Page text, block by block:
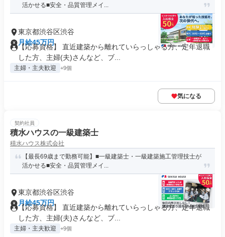
活かせる■安全・品質管理メイ...
東京都渋谷区渋谷
月給45万円
【応募資格】 直近建築から離れていらっしゃる方、定年退職
した方、主婦(夫)さんなど、ブ...
主婦・主夫歓迎 +9個
気になる
契約社員
積水ハウスの一級建築士
積水ハウス株式会社
【最長69歳まで勤務可能】■一級建築士・一級建築施工管理技士が
活かせる■安全・品質管理メイ...
東京都渋谷区渋谷
月給45万円
【応募資格】 直近建築から離れていらっしゃる方、定年退職
した方、主婦(夫)さんなど、ブ...
主婦・主夫歓迎 +9個